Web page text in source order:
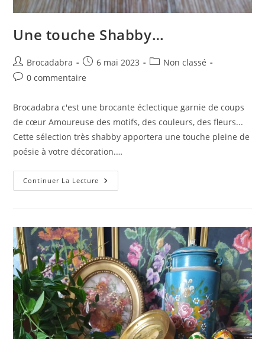
Une touche Shabby…
Auteur/autrice
de
Brocadabra
Publication
publiée :
6 mai 2023
PostNon classé
Commentaires
la
0 commentaire
Brocadabra c'est une brocante éclectique garnie de coups
de cœur Amoureuse des motifs, des couleurs, des fleurs...
Cette sélection très shabby apportera une touche pleine de
poésie à votre décoration.…
Continuer La Lecture Une
Touche